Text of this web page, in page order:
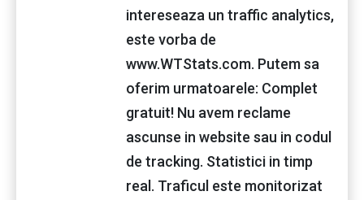
intereseaza un traffic analytics,
este vorba de
www.WTStats.com. Putem sa
oferim urmatoarele: Complet
gratuit! Nu avem reclame
ascunse in website sau in codul
de tracking. Statistici in timp
real. Traficul este monitorizat